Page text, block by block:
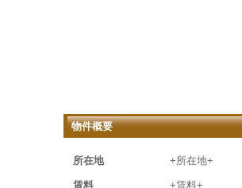
物件概要
所在地 +所在地+
賃料 +賃料+